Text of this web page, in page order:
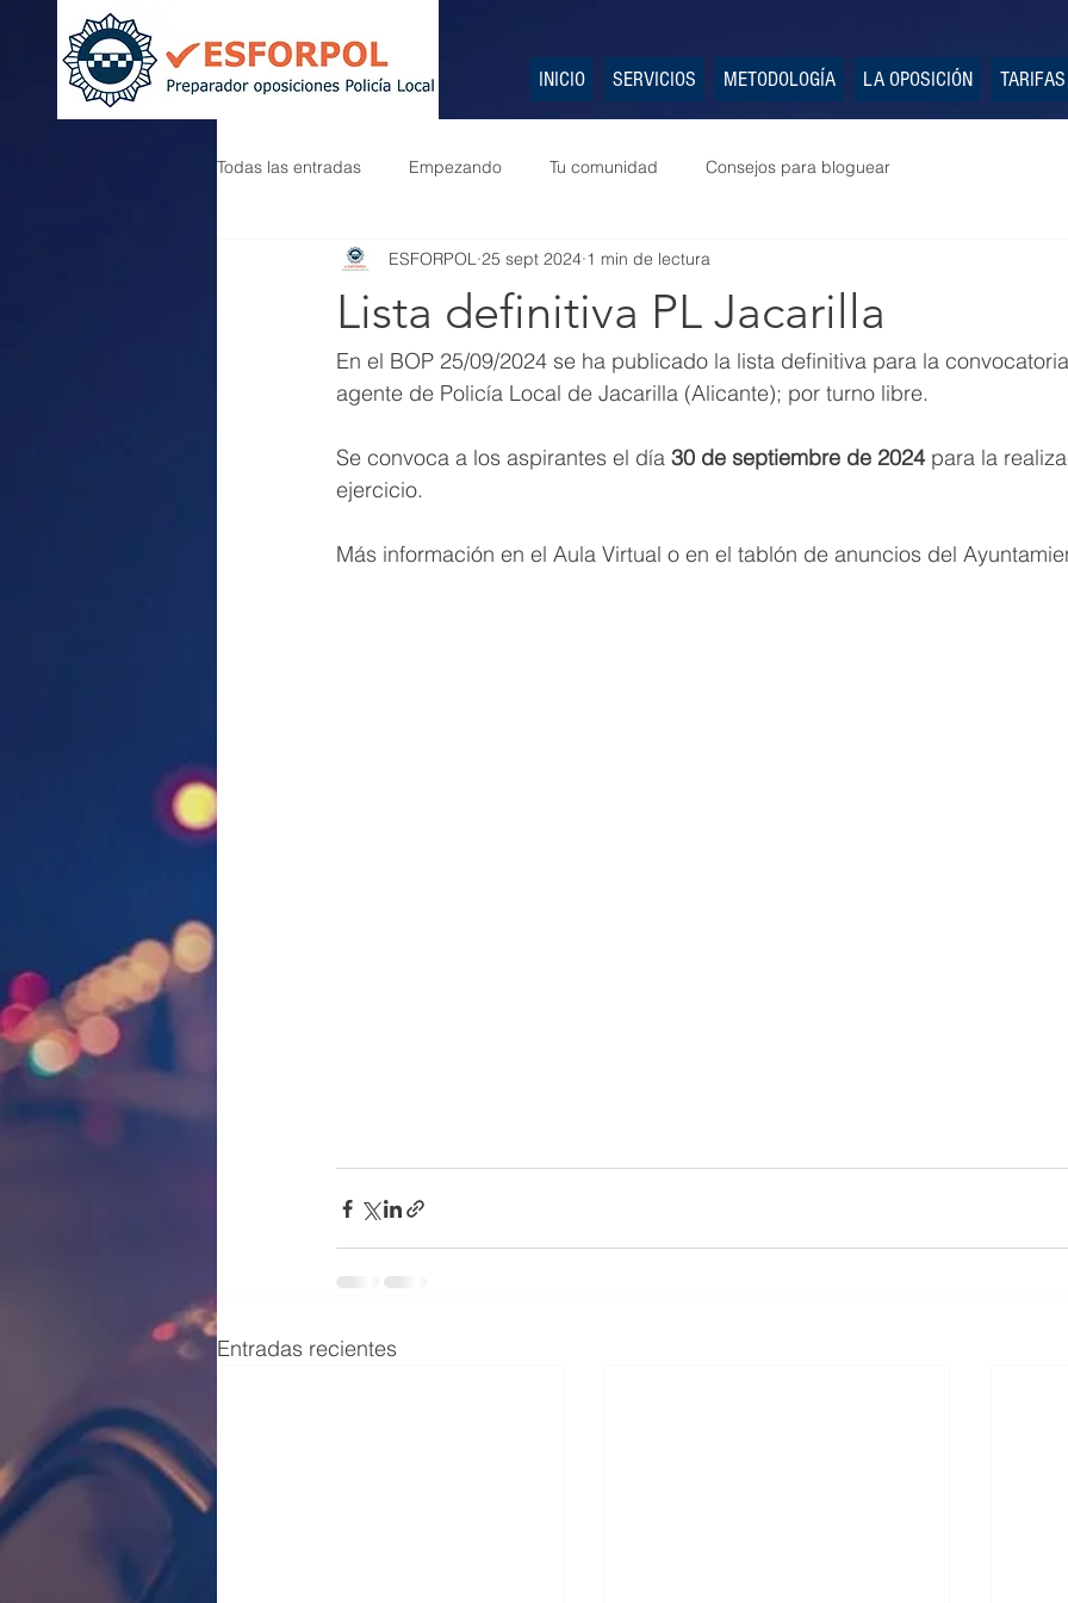
INICIO SERVICIOS METODOLOGÍA LA OPOSICIÓN TARIFAS
Todas las entradas Empezando Tu comunidad Consejos para bloguear
Lista definitiva PL Jacarilla
ESFORPOL 25 sept 2024 1 min de lectura
En el BOP 25/09/2024 se ha publicado la lista definitiva para la
agente de Policía Local de Jacarilla (Alicante); por turno libre.
Se convoca a los aspirantes el día 30 de septiembre de 2024 para la
ejercicio.
Más información en el Aula Virtual o en el tablón de anuncios del
Entradas recientes